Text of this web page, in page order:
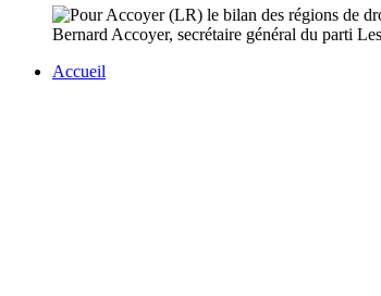
Bernard Accoyer, secrétaire général du parti
Accueil